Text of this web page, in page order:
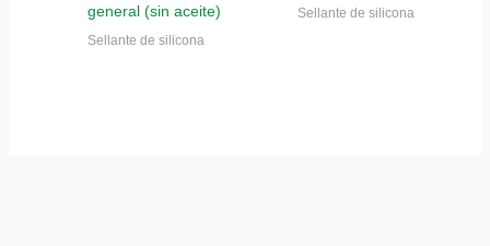
general (sin aceite)
Sellante de silicona
Sellante de silicona